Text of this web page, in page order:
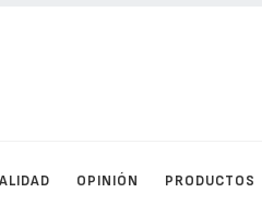
OPINIÓN PRODUCTOS